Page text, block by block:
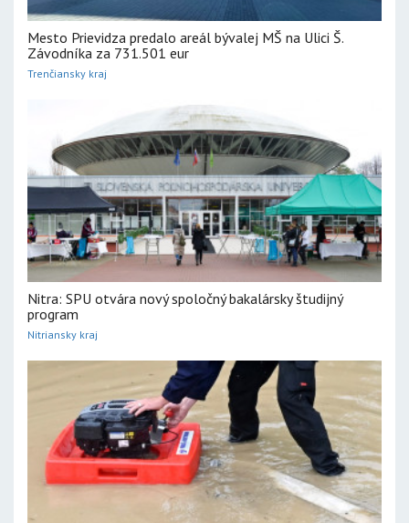
Mesto Prievidza predalo areál bývalej MŠ na Ulici Š.
Závodníka za 731.501 eur
Trenčiansky kraj
Nitra: SPU otvára nový spoločný bakalársky študijný
program
Nitriansky kraj